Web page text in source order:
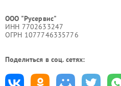
ООО "Русервис"
ИНН 7702633247
ОГРН 1077746335776
Поделиться в соц. сетях: